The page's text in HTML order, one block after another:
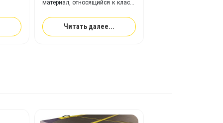
материал, относящийся к классу
повышенной эластичностью (в
два раза эластичнее резины).
Ткань с покрытием изТПУ
Читать далее...